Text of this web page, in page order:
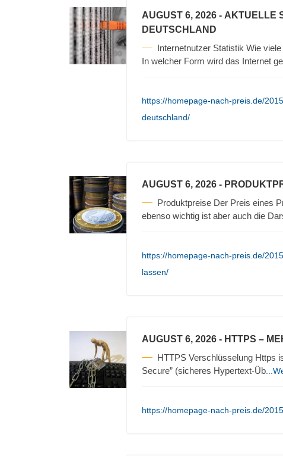
AUGUST 6, 2026 - AKTUELLE
DEUTSCHLAND
Internetnutzer Statistik Wie
In welcher Form wird das Internet
https://homepage-nach-preis.de/
deutschland/
AUGUST 6, 2026 -
Produktpreise Der Preis eines
ebenso wichtig ist aber auch die
https://homepage-nach-preis.de/
lassen/
AUGUST 6, 2026 - HTTPS –
HTTPS Verschlüsselung Https
Secure” (sicheres Hypertext-Üb
https://homepage-nach-preis.de/